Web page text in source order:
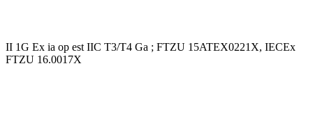
II 1G Ex ia op est IIC T3/T4 Ga ; FTZU 15ATEX0221X, IECEx
FTZU 16.0017X